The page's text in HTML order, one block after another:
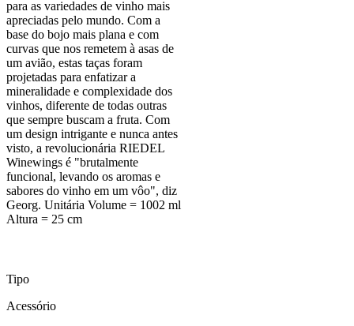
para as variedades de vinho mais
apreciadas pelo mundo. Com a
base do bojo mais plana e com
curvas que nos remetem à asas de
um avião, estas taças foram
projetadas para enfatizar a
mineralidade e complexidade dos
vinhos, diferente de todas outras
que sempre buscam a fruta. Com
um design intrigante e nunca antes
visto, a revolucionária RIEDEL
Winewings é "brutalmente
funcional, levando os aromas e
sabores do vinho em um vôo", diz
Georg. Unitária Volume = 1002 ml
Altura = 25 cm
Tipo
Acessório